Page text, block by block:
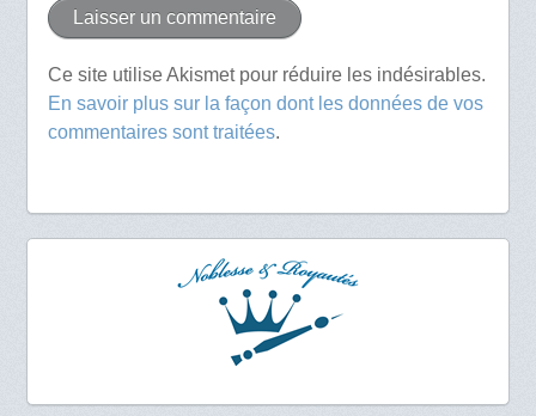
Ce site utilise Akismet pour réduire les indésirables.
En savoir plus sur la façon dont les données de vos
commentaires sont traitées.